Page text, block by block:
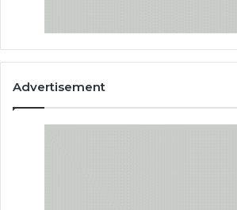
Advertisement